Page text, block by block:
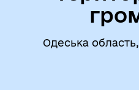
Одеська